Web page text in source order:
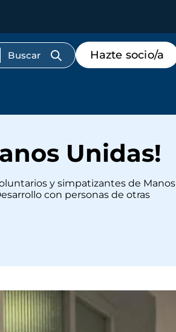
Menú
de
destacados
Hazte socio/a
Unidas!
y simpatizantes de Manos
con personas de otras